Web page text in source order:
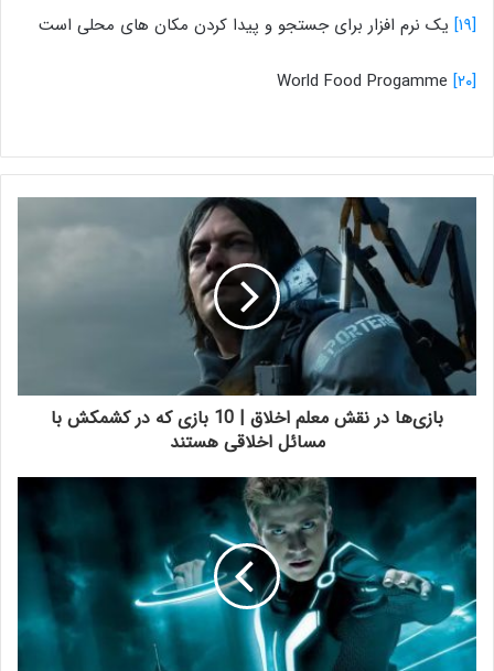
[۱۹] یک نرم افزار برای جستجو و پیدا کردن مکان های محلی است‎
[۲۰]
بازی‌ها در نقش معلم اخلاق | 10 بازی که در کشمکش با
مسائل اخلاقی هستند